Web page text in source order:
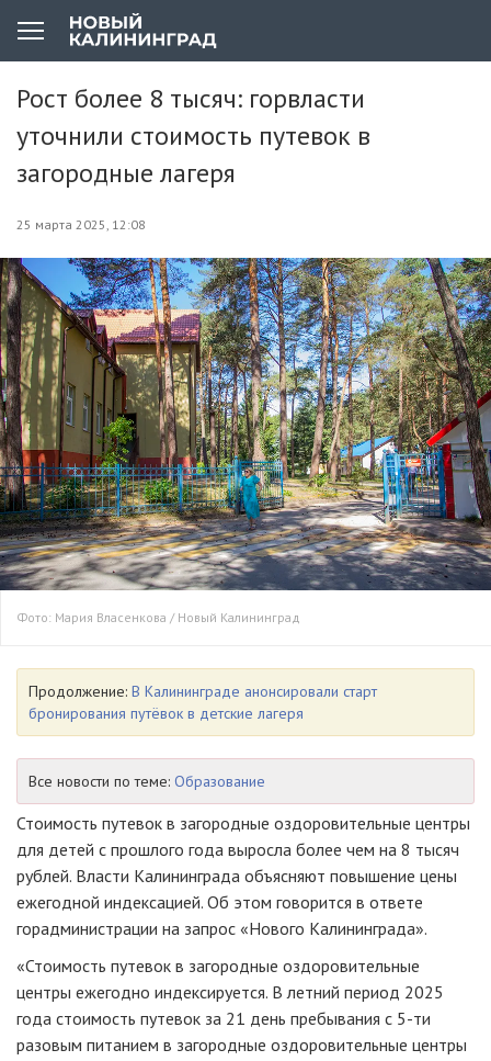
Рост более 8 тысяч: горвласти
уточнили стоимость путевок в
загородные лагеря
25 марта 2025, 12:08
Фото: Мария Власенкова / Новый Калининград
Продолжение: В Калининграде анонсировали старт
бронирования путёвок в детские лагеря
Все новости по теме: Образование
Стоимость путевок в загородные оздоровительные центры
для детей с прошлого года выросла более чем на 8 тысяч
рублей. Власти Калининграда объясняют повышение цены
ежегодной индексацией. Об этом говорится в ответе
горадминистрации на запрос «Нового Калининграда».
«Стоимость путевок в загородные оздоровительные
центры ежегодно индексируется. В летний период 2025
года стоимость путевок за 21 день пребывания с 5-ти
разовым питанием в загородные оздоровительные центры